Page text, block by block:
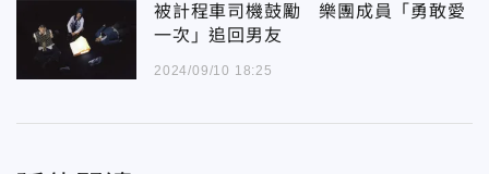
被計程車司機鼓勵 樂團成員「勇敢愛
一次」追回男友
2024/09/10 18:25